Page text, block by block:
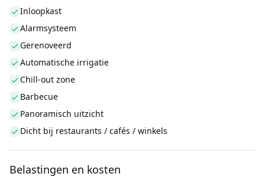
Inloopkast
Alarmsysteem
Gerenoveerd
Automatische irrigatie
Chill-out zone
Barbecue
Panoramisch uitzicht
Dicht bij restaurants / cafés / winkels
Belastingen en kosten